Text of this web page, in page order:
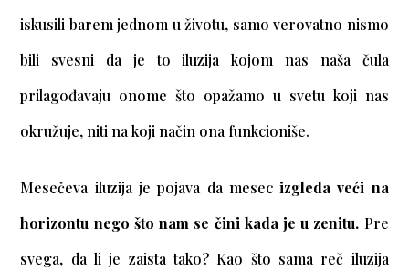
iskusili barem jednom u životu, samo verovatno nismo
bili svesni da je to iluzija kojom nas naša čula
prilagođavaju onome što opažamo u svetu koji nas
okružuje, niti na koji način ona funkcioniše.
Mesečeva iluzija je pojava da mesecizgleda veći na
horizontu nego što nam se čini kada je u zenitu. Pre
svega, da li je zaista tako? Kao što sama reč iluzija